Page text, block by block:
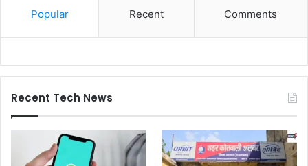
Popular Recent Comments
Recent Tech News